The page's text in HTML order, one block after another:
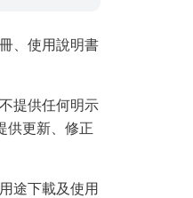
、使用說明書
提供任何明示
供更新、修正
途下載及使用